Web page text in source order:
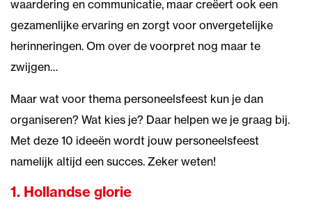
waardering en communicatie, maar creëert ook een
gezamenlijke ervaring en zorgt voor onvergetelijke
herinneringen. Om over de voorpret nog maar te
zwijgen…
Maar wat voor thema personeelsfeest kun je dan
organiseren? Wat kies je? Daar helpen we je graag bij.
Met deze 10 ideeën wordt jouw personeelsfeest
namelijk altijd een succes. Zeker weten!
1. Hollandse glorie